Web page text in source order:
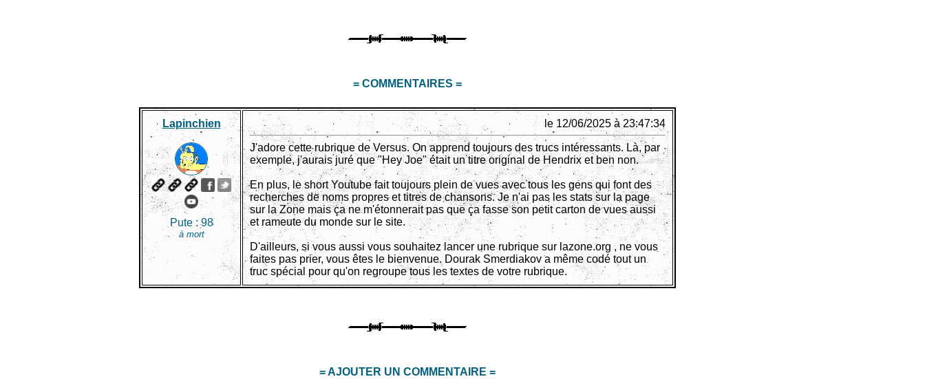
= COMMENTAIRES =
Lapinchien
Pute :98
à mort
le 12/06/2025 à 23:47:34
J'adore cette rubrique de Versus. On apprend toujours des trucs intéressants. Là, par
exemple, j'aurais juré que "Hey Joe" était un titre original de Hendrix et ben non.
En plus, le short Youtube fait toujours plein de vues avec tous les gens qui font des
recherches de noms propres et titres de chansons. Je n'ai pas les stats sur la page
sur la Zone mais ça ne m'étonnerait pas que ça fasse son petit carton de vues aussi
et rameute du monde sur le site.
D'ailleurs, si vous aussi vous souhaitez lancer une rubrique sur lazone.org , ne vous
faites pas prier, vous êtes le bienvenue. Dourak Smerdiakov a même codé tout un
truc spécial pour qu'on regroupe tous les textes de votre rubrique.
= AJOUTER UN COMMENTAIRE =